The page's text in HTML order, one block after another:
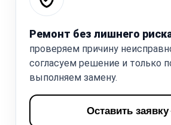
Ремонт без лишнего
проверяем причину
согласуем решение и только
выполняем замену.
Оставить заявку